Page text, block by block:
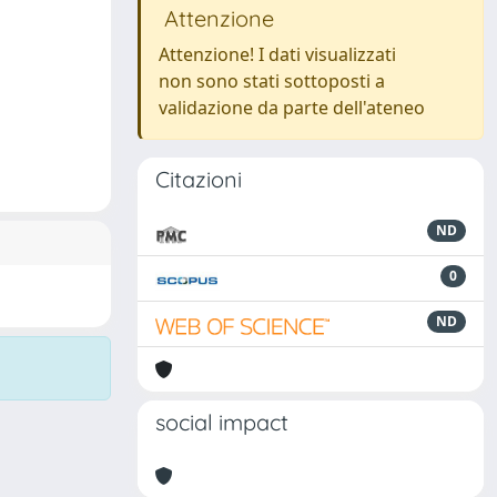
Attenzione
Attenzione! I dati visualizzati
non sono stati sottoposti a
validazione da parte dell'ateneo
Citazioni
ND
0
ND
social impact